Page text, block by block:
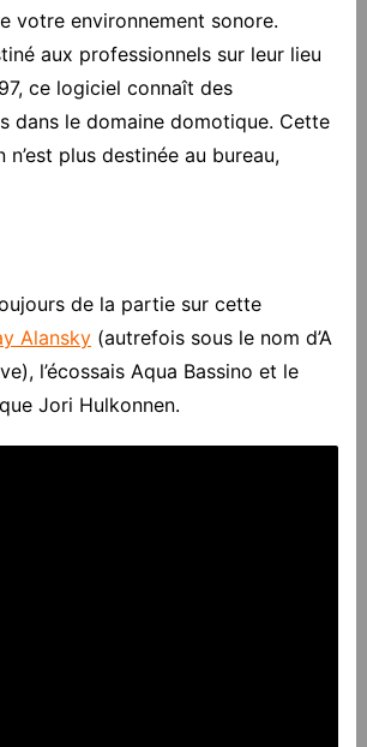
votre environnement sonore.
aux professionnels sur leur lieu
ce logiciel connaît des
dans le domaine domotique. Cette
n’est plus destinée au bureau,
de la partie sur cette
Alansky(autrefois sous le nom d’A
l’écossais Aqua Bassino et le
Jori Hulkonnen.